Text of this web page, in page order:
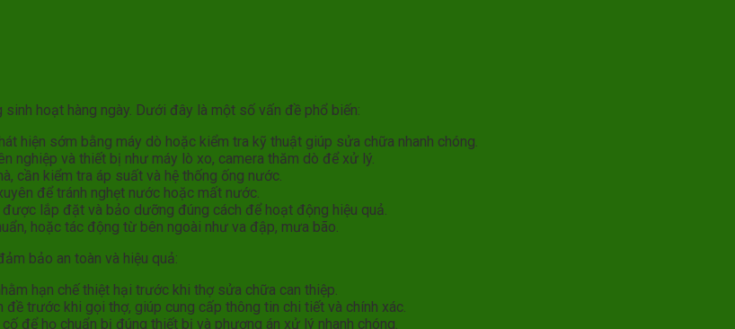
hoạt hàng ngày. Dưới đây là một số vấn đề phổ biến:
hiện sớm bằng máy dò hoặc kiểm tra kỹ thuật giúp sửa chữa nhanh chóng.
nghiệp và thiết bị như máy lò xo, camera thăm dò để xử lý.
cần kiểm tra áp suất và hệ thống ống nước.
để tránh nghẹt nước hoặc mất nước.
lắp đặt và bảo dưỡng đúng cách để hoạt động hiệu quả.
hoặc tác động từ bên ngoài như va đập, mưa bão.
bảo an toàn và hiệu quả:
hạn chế thiệt hại trước khi thợ sửa chữa can thiệp.
trước khi gọi thợ, giúp cung cấp thông tin chi tiết và chính xác.
để họ chuẩn bị đúng thiết bị và phương án xử lý nhanh chóng.